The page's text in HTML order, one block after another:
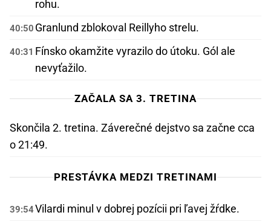
rohu.
40:50 Granlund zblokoval Reillyho strelu.
40:31 Fínsko okamžite vyrazilo do útoku. Gól ale
nevyťažilo.
ZAČALA SA 3. TRETINA
Skončila 2. tretina. Záverečné dejstvo sa začne cca
o 21:49.
PRESTÁVKA MEDZI TRETINAMI
39:54Vilardi minul v dobrej pozícii pri ľavej žŕdke.